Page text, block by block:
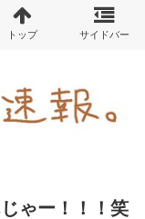
ゃー！！！笑